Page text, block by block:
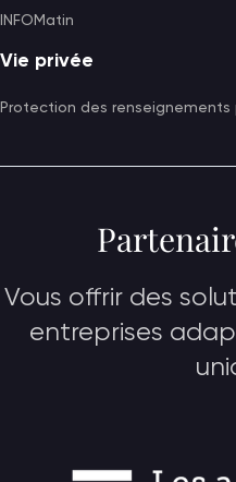
INFOMatin
Vie privée
Protection des renseignements
Vous offrir des
entreprises